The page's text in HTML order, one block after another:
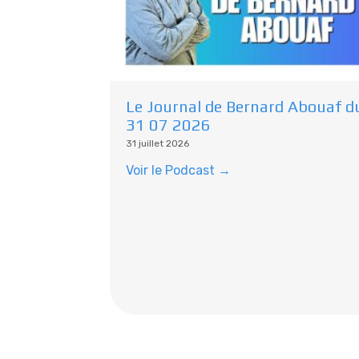
Le Journal de Bernard Abouaf
31 07 2026
31 juillet 2026
Voir le Podcast →